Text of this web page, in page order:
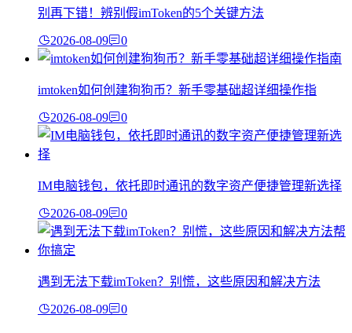
别再下错！辨别假imToken的5个关键方法
2026-08-09 0
imtoken如何创建狗狗币？新手零基础超详细操作指
2026-08-09 0
IM电脑钱包，依托即时通讯的数字资产便捷管理新选择
2026-08-09 0
遇到无法下载imToken？别慌，这些原因和解决方法
2026-08-09 0